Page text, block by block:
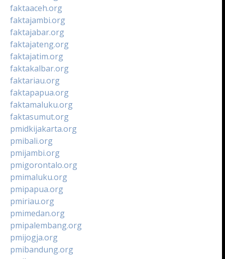
faktaaceh.org
faktajambi.org
faktajabar.org
faktajateng.org
faktajatim.org
faktakalbar.org
faktariau.org
faktapapua.org
faktamaluku.org
faktasumut.org
pmidkijakarta.org
pmibali.org
pmijambi.org
pmigorontalo.org
pmimaluku.org
pmipapua.org
pmiriau.org
pmimedan.org
pmipalembang.org
pmijogja.org
pmibandung.org